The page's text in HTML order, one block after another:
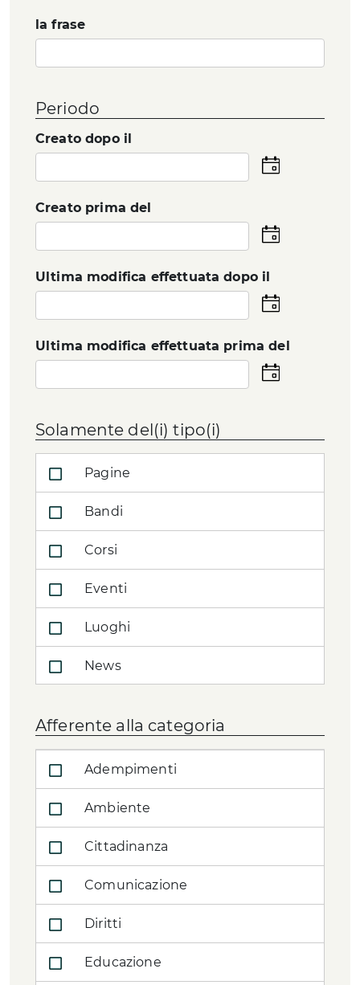
la frase
Periodo
Creato dopo il
Seleziona
la
Creato prima del
Seleziona
la
Ultima modifica effettuata dopo il
Seleziona
la
Ultima modifica effettuata prima del
Seleziona
la
Solamente del(i) tipo(i)
Pagine
Bandi
Corsi
Eventi
Luoghi
News
Afferente alla categoria
Adempimenti
Ambiente
Cittadinanza
Comunicazione
Diritti
Educazione